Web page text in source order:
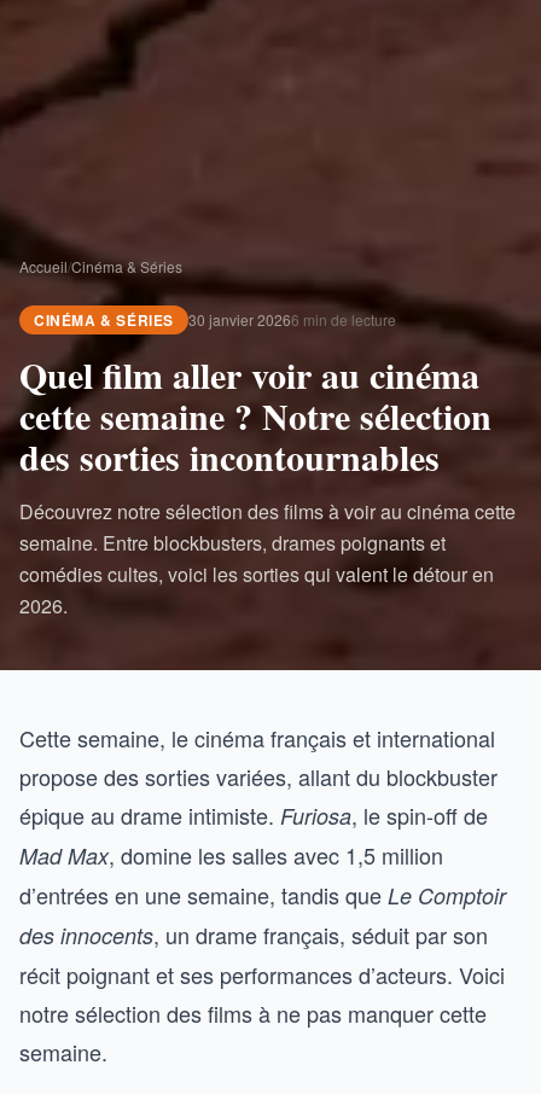
Accueil/Cinéma & Séries
CINÉMA & SÉRIES 30 janvier 20266 min de lecture
Quel film aller voir au cinéma
cette semaine ? Notre sélection
des sorties incontournables
Découvrez notre sélection des films à voir au cinéma cette
semaine. Entre blockbusters, drames poignants et
comédies cultes, voici les sorties qui valent le détour en
2026.
Cette semaine, le cinéma français et international
propose des sorties variées, allant du blockbuster
épique au drame intimiste. Furiosa, le spin-off de
Mad Max, domine les salles avec 1,5 million
d’entrées en une semaine, tandis que Le Comptoir
des innocents, un drame français, séduit par son
récit poignant et ses performances d’acteurs. Voici
notre sélection des films à ne pas manquer cette
semaine.